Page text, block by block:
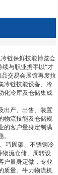
链保鲜技能博览会
与职业携手以“才
品交易会展馆再度拉
冷链技能设备、冷
化冷库及仓储集成
产、出售、装置
物流技能及仓储规
的客户量身定制满
巧固架、不锈钢冷
物流仓储、周转设
户量身定做，专业
质量。牛力物流机